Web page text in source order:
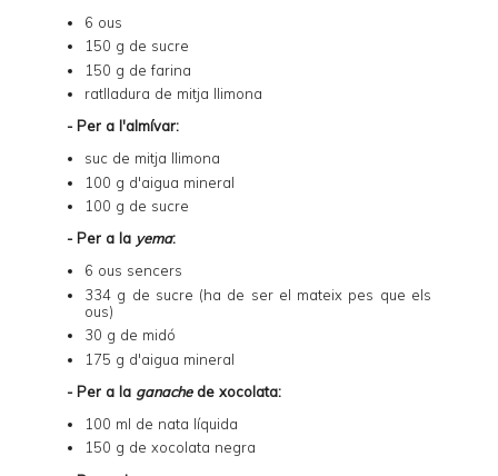
6 ous
150 g de sucre
150 g de farina
ratlladura de mitja llimona
- Per a l'almívar:
suc de mitja llimona
100 g d'aigua mineral
100 g de sucre
- Per a la yema:
6 ous sencers
334 g de sucre (ha de ser el mateix pes que els
ous)
30 g de midó
175 g d'aigua mineral
- Per a la ganachede xocolata:
100 ml de nata líquida
150 g de xocolata negra